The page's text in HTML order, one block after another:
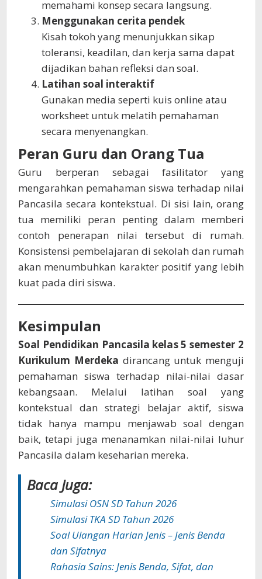
memahami konsep secara langsung.
Menggunakan cerita pendek
Kisah tokoh yang menunjukkan sikap
toleransi, keadilan, dan kerja sama dapat
dijadikan bahan refleksi dan soal.
Latihan soal interaktif
Gunakan media seperti kuis online atau
worksheet untuk melatih pemahaman
secara menyenangkan.
Peran Guru dan Orang Tua
Guru berperan sebagai fasilitator yang
mengarahkan pemahaman siswa terhadap nilai
Pancasila secara kontekstual. Di sisi lain, orang
tua memiliki peran penting dalam memberi
contoh penerapan nilai tersebut di rumah.
Konsistensi pembelajaran di sekolah dan rumah
akan menumbuhkan karakter positif yang lebih
kuat pada diri siswa.
Kesimpulan
Soal Pendidikan Pancasila kelas 5 semester 2
Kurikulum Merdeka dirancang untuk menguji
pemahaman siswa terhadap nilai-nilai dasar
kebangsaan. Melalui latihan soal yang
kontekstual dan strategi belajar aktif, siswa
tidak hanya mampu menjawab soal dengan
baik, tetapi juga menanamkan nilai-nilai luhur
Pancasila dalam keseharian mereka.
Baca Juga:
Simulasi OSN SD Tahun 2026
Simulasi TKA SD Tahun 2026
Soal Ulangan Harian Jenis – Jenis Benda
dan Sifatnya
Rahasia Sains: Jenis Benda, Sifat, dan